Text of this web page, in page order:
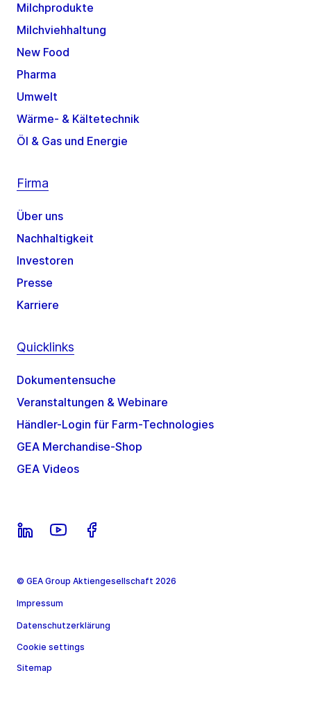
Milchprodukte
Milchviehhaltung
New Food
Pharma
Umwelt
Wärme- & Kältetechnik
Öl & Gas und Energie
Firma
Über uns
Nachhaltigkeit
Investoren
Presse
Karriere
Quicklinks
Dokumentensuche
Veranstaltungen & Webinare
Händler-Login für Farm-Technologies
GEA Merchandise-Shop
GEA Videos
© GEA Group Aktiengesellschaft 2026
Impressum
Datenschutzerklärung
Cookie settings
Sitemap